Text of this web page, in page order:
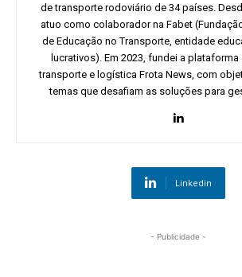
de transporte rodoviário de 34 países.
atuo como colaborador na Fabet
de Educação no Transporte, entidade
lucrativos). Em 2023, fundei a
transporte e logística Frota News, com
temas que desafiam as soluções para
Linkedin
- Publicidade -